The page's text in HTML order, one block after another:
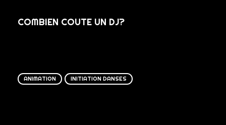
COMBIEN COUTE UN DJ?
ANIMATION INITIATION DANSES